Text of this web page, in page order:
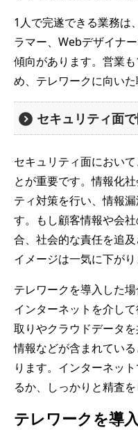
1人で完遂できる業務は
ラマー、Webデザイナ
傾向があります。営業
め、テレワークに向いた
セキュリティ面
セキュリティ面におい
とが重要です。情報化
ティ対策を行い、情報
す。もし顧客情報や会
合、社会的な責任を追
イメージは一気に下がり
テレワークを導入した
インターネットを介し
取りやクラウドデータ
情報などが含まれてい
ります。インターネッ
るか、しっかりと精査を
テレワークを導